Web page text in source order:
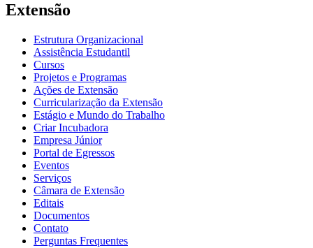
Extensão
Estrutura Organizacional
Assistência Estudantil
Cursos
Projetos e Programas
Ações de Extensão
Curricularização da Extensão
Estágio e Mundo do Trabalho
Criar Incubadora
Empresa Júnior
Portal de Egressos
Eventos
Serviços
Câmara de Extensão
Editais
Documentos
Contato
Perguntas Frequentes